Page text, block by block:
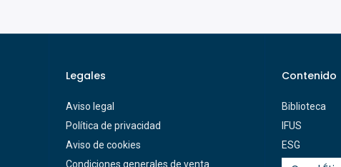
Legales
Aviso legal
Política de privacidad
Aviso de cookies
Condiciones generales de venta
Contenido
Biblioteca
IFUS
ESG